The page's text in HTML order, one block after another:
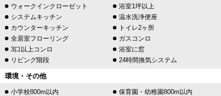
ウォークインクローゼット
浴室1坪以上
システムキッチン
温水洗浄便座
カウンターキッチン
トイレ2ヶ所
全居室フローリング
ガスコンロ
3口以上コンロ
浴室に窓
リビング階段
24時間換気システム
環境・その他
小学校800m以内
保育園・幼稚園800m以内